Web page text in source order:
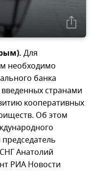
Для
необходимо
банка
введенных странами
кооперативных
Об этом
Анатолий
РИА Новости